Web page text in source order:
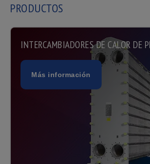
PRODUCTOS
INTERCAMBIADORES DE CALOR DE
Más información